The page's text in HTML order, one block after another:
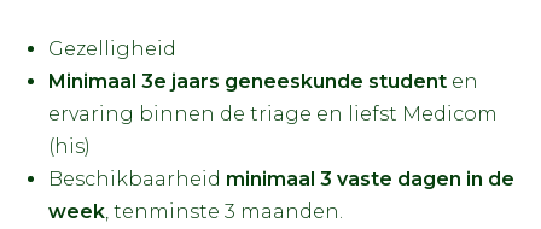
Gezelligheid
Minimaal 3e jaars geneeskunde student en
ervaring binnen de triage en liefst Medicom
(his)
Beschikbaarheid minimaal 3 vaste dagen in de
week, tenminste 3 maanden.